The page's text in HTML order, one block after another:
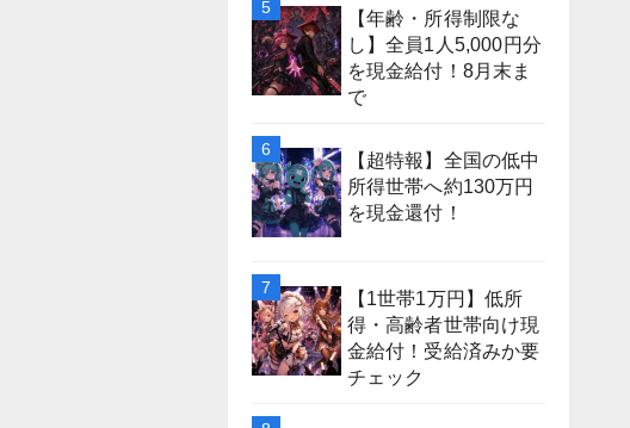
【年齢・所得制限な
し】全員1人5,000円分
を現金給付！8月末ま
で
【超特報】全国の低中
所得世帯へ約130万円
を現金還付！
【1世帯1万円】低所
得・高齢者世帯向け現
金給付！受給済みか要
チェック